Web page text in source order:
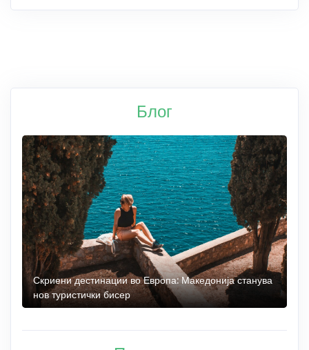
Блог
Скриени дестинации во Европа: Македонија станува
нов туристички бисер